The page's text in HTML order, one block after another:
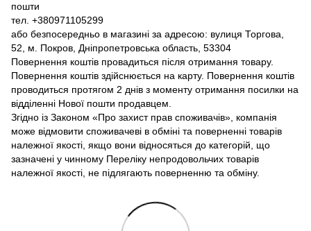
пошти
тел. +380971105299
або безпосередньо в магазині за адресою: вулиця Торгова,
52, м. Покров, Дніпропетровська область, 53304
Повернення коштів провадиться після отримання товару.
Повернення коштів здійснюється на карту. Повернення коштів
проводиться протягом 2 днів з моменту отримання посилки на
відділенні Нової пошти продавцем.
Згідно із Законом «Про захист прав споживачів», компанія
може відмовити споживачеві в обміні та поверненні товарів
належної якості, якщо вони відносяться до категорій, що
зазначені у чинному Переліку непродовольчих товарів
належної якості, не підлягають поверненню та обміну.